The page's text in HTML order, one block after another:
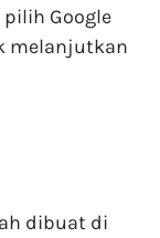
pilih Google
melanjutkan
dibuat di